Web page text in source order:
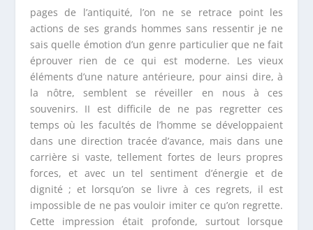
pages de l’antiquité, l’on ne se retrace point les
actions de ses grands hommes sans ressentir je ne
sais quelle émotion d’un genre particulier que ne fait
éprouver rien de ce qui est moderne. Les vieux
éléments d’une nature antérieure, pour ainsi dire, à
la nôtre, semblent se réveiller en nous à ces
souvenirs. II est difficile de ne pas regretter ces
temps où les facultés de l’homme se développaient
dans une direction tracée d’avance, mais dans une
carrière si vaste, tellement fortes de leurs propres
forces, et avec un tel sentiment d’énergie et de
dignité ; et lorsqu’on se livre à ces regrets, il est
impossible de ne pas vouloir imiter ce qu’on regrette.
Cette impression était profonde, surtout lorsque